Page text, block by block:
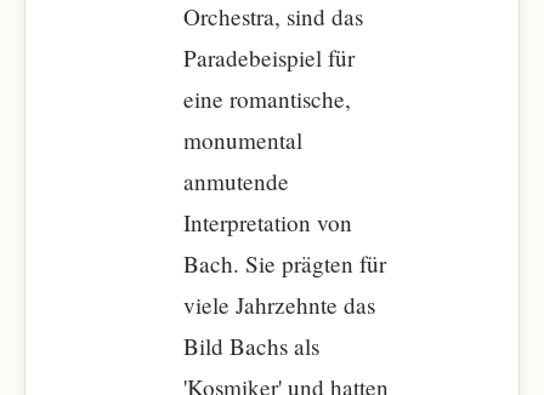
Orchestra, sind das
Paradebeispiel für
eine romantische,
monumental
anmutende
Interpretation von
Bach. Sie prägten für
viele Jahrzehnte das
Bild Bachs als
'Kosmiker' und hatten